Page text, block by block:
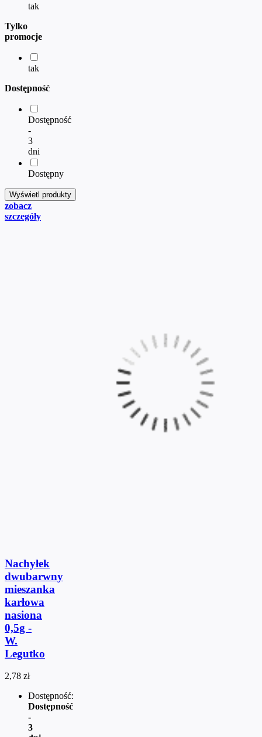
tak
Tylko
promocje
tak
Dostępność
Dostępność
-
3
dni
Dostępny
zobacz
szczegóły
Nachyłek
dwubarwny
mieszanka
karłowa
nasiona
0,5g -
W.
Legutko
2,78 zł
Dostępność:
Dostępność
-
3